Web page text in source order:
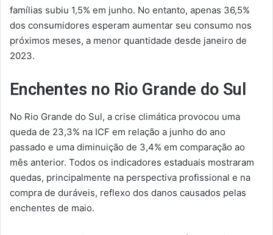
famílias subiu 1,5% em junho. No entanto, apenas 36,5%
dos consumidores esperam aumentar seu consumo nos
próximos meses, a menor quantidade desde janeiro de
2023.
Enchentes no Rio Grande do Sul
No Rio Grande do Sul, a crise climática provocou uma
queda de 23,3% na ICF em relação a junho do ano
passado e uma diminuição de 3,4% em comparação ao
mês anterior. Todos os indicadores estaduais mostraram
quedas, principalmente na perspectiva profissional e na
compra de duráveis, reflexo dos danos causados pelas
enchentes de maio.